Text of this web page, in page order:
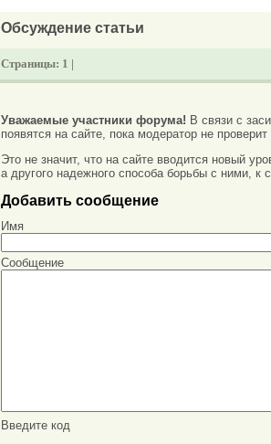
Обсуждение статьи
Страницы: 1 |
Уважаемые участники форума! В связи с
появятся на сайте, пока модератор не проверит
Это не значит, что на сайте вводится новый
а другого надежного способа борьбы с ними,
Добавить сообщение
Имя
Сообщение
Введите код